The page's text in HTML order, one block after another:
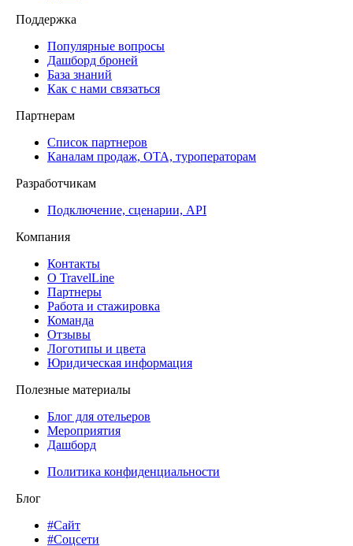
Поддержка
Популярные вопросы
Дашборд броней
База знаний
Как с нами связаться
Партнерам
Список партнеров
Каналам продаж, ОТА, туроператорам
Разработчикам
Подключение, сценарии, API
Компания
Контакты
О TravelLine
Партнеры
Работа и стажировка
Команда
Отзывы
Логотипы и цвета
Юридическая информация
Полезные материалы
Блог для отельеров
Мероприятия
Дашборд
Политика конфиденциальности
Блог
#Сайт
#Соцсети